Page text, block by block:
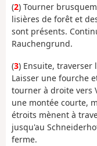
(2) Tourner
lisières de forêt et
sont présents.
Rauchengrund.
(3) Ensuite, traverser
Laisser une fourche
tourner à droite vers
une montée courte,
étroits mènent à
jusqu'au
ferme.